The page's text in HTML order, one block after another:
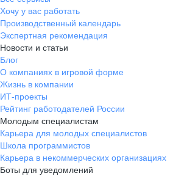
Хочу у вас работать
Производственный календарь
Экспертная рекомендация
Новости и статьи
Блог
О компаниях в игровой форме
Жизнь в компании
ИТ-проекты
Рейтинг работодателей России
Молодым специалистам
Карьера для молодых специалистов
Школа программистов
Карьера в некоммерческих организациях
Боты для уведомлений